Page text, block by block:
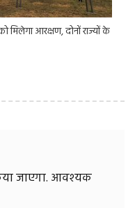
मिलेगा आरक्षण, दोनों राज्यों के
जाएगा. आवश्यक